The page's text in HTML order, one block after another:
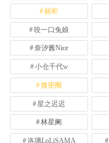
丽柜
咬一口兔娘
奈汐酱Nice
小仓千代w
微密圈
星之迟迟
林星阑
洛璃LoLiSAMA